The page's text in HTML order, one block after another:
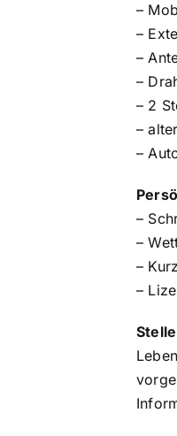
–
–
–
–
– 2
–
–
–
–
–
–